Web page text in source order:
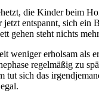
die Kinder beim
entspannt, sich
gehen steht nichts
weniger erholsam als
regelmäßig zu
tut sich das